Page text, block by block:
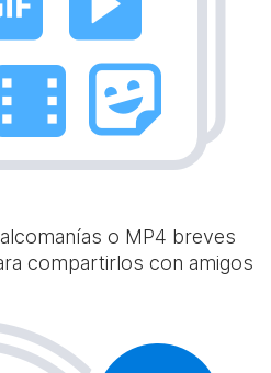
o MP4 breves
compartirlos con amigos